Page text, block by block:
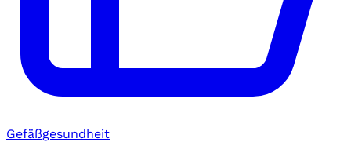
Gefäßgesundheit